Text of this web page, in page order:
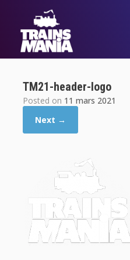
TM21-header-logo
Posted on 11 mars 2021
Next →